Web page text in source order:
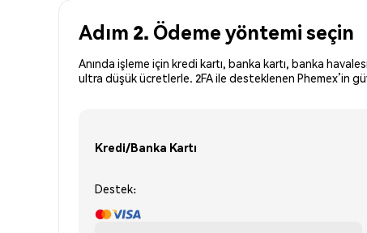
Adım 2. Ödeme yöntemi seçin
Anında işleme için kredi kartı, banka kartı, banka
ultra düşük ücretlerle. 2FA ile desteklenen Phemex’in
Kredi/Banka Kartı
Destek: